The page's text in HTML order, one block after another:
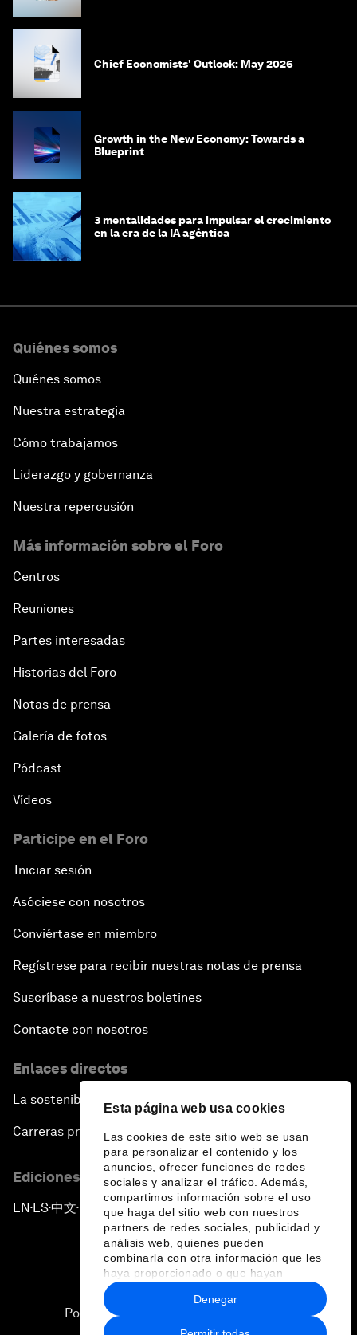
Esta página web usa cookies
Las cookies de este sitio web se usan
para personalizar el contenido y los
anuncios, ofrecer funciones de redes
sociales y analizar el tráfico. Además,
compartimos información sobre el uso
que haga del sitio web con nuestros
partners de redes sociales, publicidad y
análisis web, quienes pueden
combinarla con otra información que les
haya proporcionado o que hayan
recopilado a partir del uso que haya
hecho de sus servicios.
Denegar
Chief Economists' Outlook: May 2026
Growth in the New Economy: Towards a
Blueprint
3 mentalidades para impulsar el crecimiento
en la era de la IA agéntica
Quiénes somos
Quiénes somos
Nuestra estrategia
Cómo trabajamos
Liderazgo y gobernanza
Nuestra repercusión
Más información sobre el Foro
Centros
Reuniones
Partes interesadas
Historias del Foro
Notas de prensa
Galería de fotos
Pódcast
Vídeos
Participe en el Foro
Iniciar sesión
Asóciese con nosotros
Conviértase en miembro
Regístrese para recibir nuestras notas de prensa
Suscríbase a nuestros boletines
Contacte con nosotros
Enlaces directos
La sostenibilidad en el Foro
Carreras profesionales
Ediciones en otros idiomas
EN ▪ES▪中文▪ 日本語
Política de privacidad y normas de uso